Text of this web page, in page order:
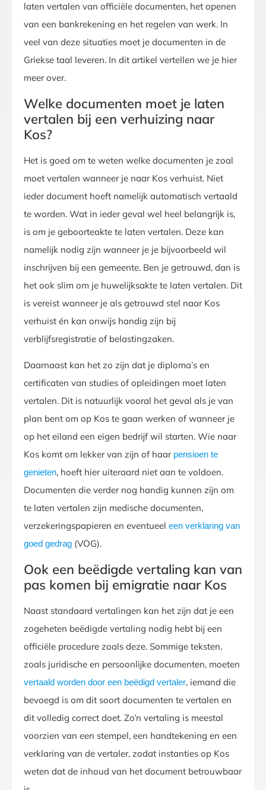
laten vertalen van officiële documenten, het openen
van een bankrekening en het regelen van werk. In
veel van deze situaties moet je documenten in de
Griekse taal leveren. In dit artikel vertellen we je hier
meer over.
Welke documenten moet je laten
vertalen bij een verhuizing naar
Kos?
Het is goed om te weten welke documenten je zoal
moet vertalen wanneer je naar Kos verhuist. Niet
ieder document hoeft namelijk automatisch vertaald
te worden. Wat in ieder geval wel heel belangrijk is,
is om je geboorteakte te laten vertalen. Deze kan
namelijk nodig zijn wanneer je je bijvoorbeeld wil
inschrijven bij een gemeente. Ben je getrouwd, dan is
het ook slim om je huwelijksakte te laten vertalen. Dit
is vereist wanneer je als getrouwd stel naar Kos
verhuist én kan onwijs handig zijn bij
verblijfsregistratie of belastingzaken.
Daarnaast kan het zo zijn dat je diploma’s en
certificaten van studies of opleidingen moet laten
vertalen. Dit is natuurlijk vooral het geval als je van
plan bent om op Kos te gaan werken of wanneer je
op het eiland een eigen bedrijf wil starten. Wie naar
Kos komt om lekker van zijn of haar pensioen te
genieten, hoeft hier uiteraard niet aan te voldoen.
Documenten die verder nog handig kunnen zijn om
te laten vertalen zijn medische documenten,
verzekeringspapieren en eventueel een verklaring van
goed gedrag (VOG).
Ook een beëdigde vertaling kan van
pas komen bij emigratie naar Kos
Naast standaard vertalingen kan het zijn dat je een
zogeheten beëdigde vertaling nodig hebt bij een
officiële procedure zoals deze. Sommige teksten,
zoals juridische en persoonlijke documenten, moeten
vertaald worden door een beëdigd vertaler, iemand die
bevoegd is om dit soort documenten te vertalen en
dit volledig correct doet. Zo’n vertaling is meestal
voorzien van een stempel, een handtekening en een
verklaring van de vertaler, zodat instanties op Kos
weten dat de inhoud van het document betrouwbaar